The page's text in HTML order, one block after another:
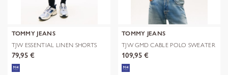
TOMMY JEANS
TJW ESSENTIAL LINEN SHORTS
79,95 €
TOMMY JEANS
TJW GMD CABLE POLO SWEATER
109,95 €